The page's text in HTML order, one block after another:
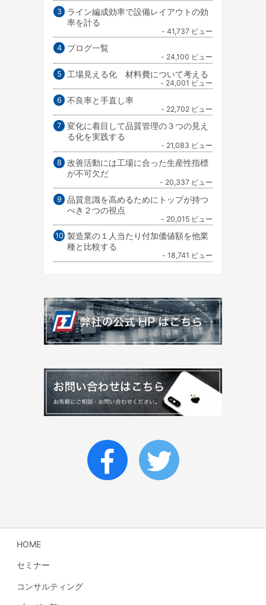
ライン編成効率で設備レイアウトの効
率を計る
- 41,737 ビュー
ブログ一覧
- 24,100 ビュー
工場見える化 材料費について考える
- 24,001 ビュー
不良率と手直し率
- 22,702 ビュー
変化に着目して品質管理の３つの見え
る化を実践する
- 21,083 ビュー
改善活動には工場に合った生産性指標
が不可欠だ
- 20,337 ビュー
品質意識を高めるためにトップが持つ
べき２つの視点
- 20,015 ビュー
製造業の１人当たり付加価値額を他業
種と比較する
- 18,741 ビュー
HOME
セミナー
コンサルティング